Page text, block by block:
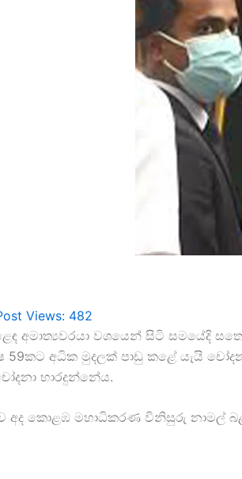
Views: 482
අමාත්‍යවරයා වශයෙන් සිටි සමයේදි
5‍9කට අධික මුදලක් පාඩු කළේ යැයි
භාරදුන්නේය.
අද කොළඹ මහාධිකරණ විනිසුරු නාමල්